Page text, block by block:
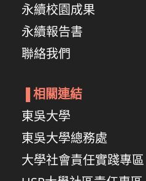
永續校園成果
永續報告書
聯絡我們
相關連結
東吳大學
東吳大學總務處
大學社會責任實踐專區